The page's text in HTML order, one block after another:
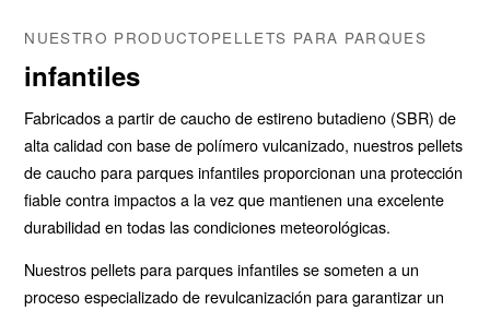
NUESTRO PRODUCTOPELLETS PARA PARQUES
infantiles
Fabricados a partir de caucho de estireno butadieno (SBR) de
alta calidad con base de polímero vulcanizado, nuestros pellets
de caucho para parques infantiles proporcionan una protección
fiable contra impactos a la vez que mantienen una excelente
durabilidad en todas las condiciones meteorológicas.
Nuestros pellets para parques infantiles se someten a un
proceso especializado de revulcanización para garantizar un